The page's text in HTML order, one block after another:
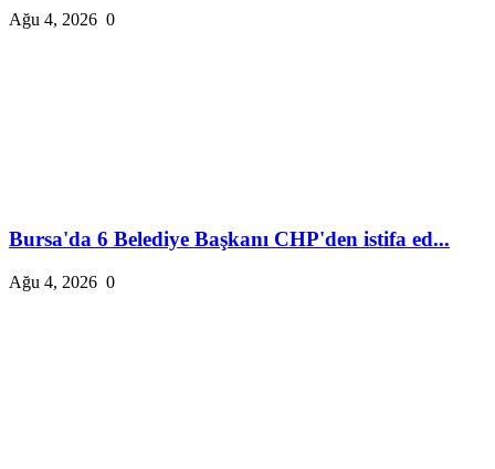
Ağu 4, 2026 0
Bursa'da 6 Belediye Başkanı CHP'den istifa ed...
Ağu 4, 2026 0